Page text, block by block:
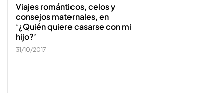
Viajes románticos, celos y
consejos maternales, en
‘¿Quién quiere casarse con mi
hijo?’
31/10/2017